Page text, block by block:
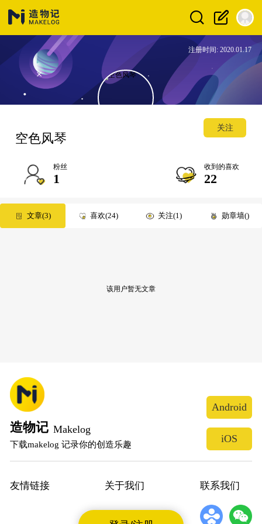
注册时间: 2020.01.17
空色风琴
关注
粉丝
1
收到的喜欢
22
文章 3 喜欢 24 关注 1 勋章墙
该用户暂无文章
造物记 Makelog
下载makelog 记录你的创造乐趣
Android
iOS
友情链接 关于我们 联系我们